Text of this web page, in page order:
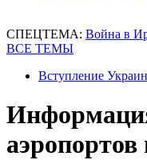
СПЕЦТЕМА: Война в
ВСЕ ТЕМЫ
Вступление
аэропортов